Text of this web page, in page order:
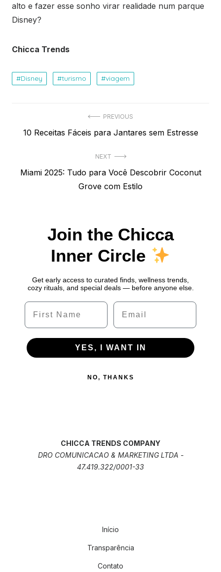
alto e fazer esse sonho virar realidade num parque
Disney?
Chicca Trends
Disney turismo viagem
de
PREVIOUS
Previous
10 Receitas Fáceis para Jantares sem Estresse
NEXT
Next
Miami 2025: Tudo para Você Descobrir Coconut
Grove com Estilo
Join the Chicca
Inner Circle
Get early access to curated finds, wellness trends,
cozy rituals, and special deals — before anyone else.
Name Email
YES, I WANT IN
NO, THANKS
CHICCA TRENDS COMPANY
DRO COMUNICACAO & MARKETING LTDA -
47.419.322/0001-33
Início
Transparência
Contato